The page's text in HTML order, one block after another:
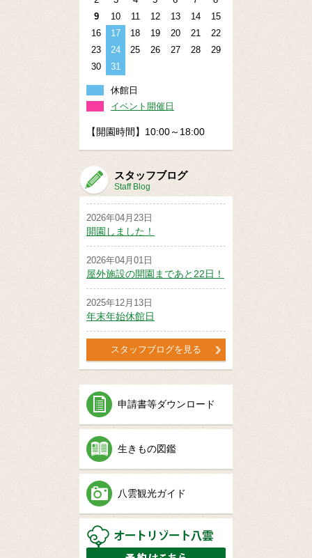
9
10 11 12 13 14
15
16
17 18 19 20 21
22
23
24 25 26 27 28
29
30
31
休館日
イベント開催日
【開園時間】10:00～18:00
スタッフブログ
Staff Blog
2026年04月23日
開園しました！
2026年04月01日
屋外施設の開園まであと22日！
2025年12月13日
年末年始休館日
スタッフブログを見る
申請書等ダウンロード
生きもの図鑑
八雲観光ガイド